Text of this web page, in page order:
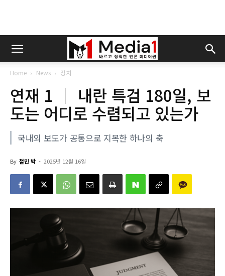
Home News 정치
연재 1 │ 내란 특검 180일, 보
도는 어디로 수렴되고 있는가
국내외 보도가 공통으로 지목한 하나의 축
By 철민 박 - 2025년 12월 16일